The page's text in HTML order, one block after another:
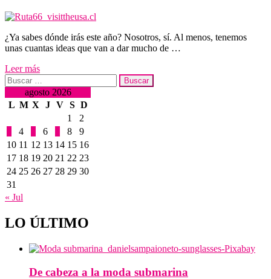
¿Ya sabes dónde irás este año? Nosotros, sí. Al menos, tenemos
unas cuantas ideas que van a dar mucho de …
Leer más
Buscar:
agosto 2026
L M X J V S D
1
2
4 6 8
9
10 11 12 13 14 15 16
17 18 19 20 21 22 23
24 25 26 27 28 29 30
31
« Jul
LO ÚLTIMO
De cabeza a la moda submarina